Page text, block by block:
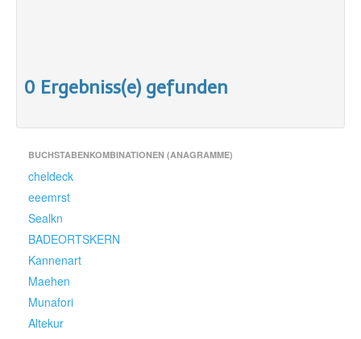
0 Ergebniss(e) gefunden
BUCHSTABENKOMBINATIONEN (ANAGRAMME)
cheldeck
eeemrst
Sealkn
BADEORTSKERN
Kannenart
Maehen
Munafori
Altekur